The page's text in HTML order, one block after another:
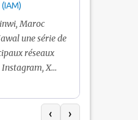
Maroc
une série de
réseaux
Instagram, X
offre 400 Mo,
30 Dh
‹ ›